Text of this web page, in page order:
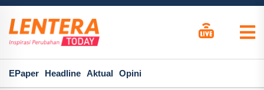
EPaper Headline Aktual Opini